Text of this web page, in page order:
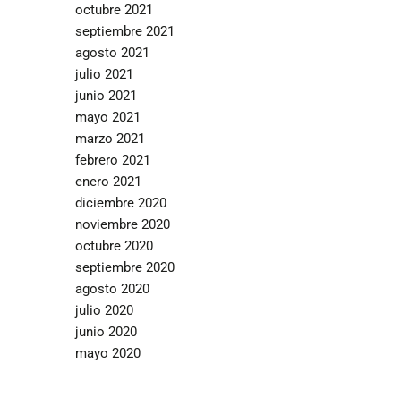
octubre 2021
septiembre 2021
agosto 2021
julio 2021
junio 2021
mayo 2021
marzo 2021
febrero 2021
enero 2021
diciembre 2020
noviembre 2020
octubre 2020
septiembre 2020
agosto 2020
julio 2020
junio 2020
mayo 2020